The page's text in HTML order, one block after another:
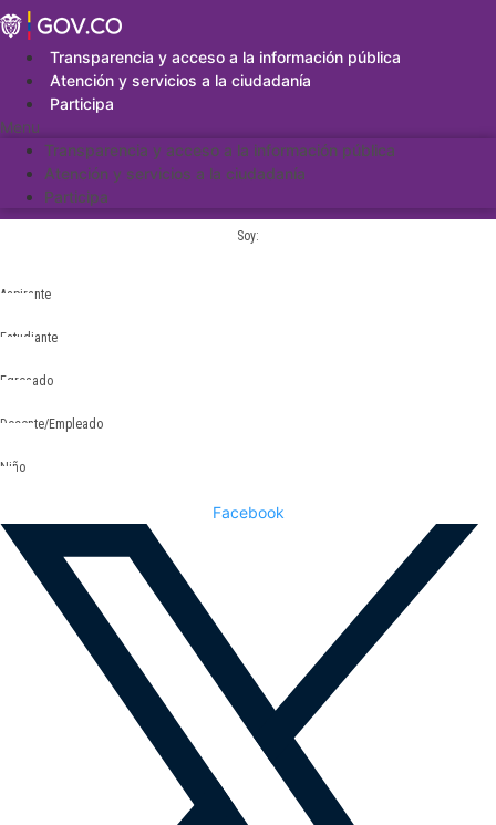
Saltar
al
contenidoTransparencia y acceso a la información pública
Atención y servicios a la ciudadanía
Participa
Menu
Transparencia y acceso a la información pública
Atención y servicios a la ciudadanía
Participa
Soy:
Aspirante
Estudiante
Egresado
Docente/Empleado
Niño
Facebook